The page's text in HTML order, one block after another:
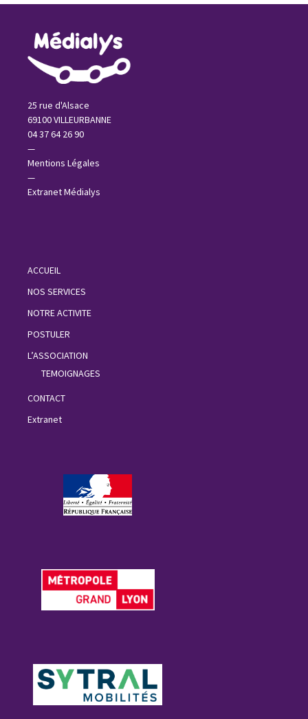
25 rue d'Alsace
69100 VILLEURBANNE
04 37 64 26 90
—
Mentions Légales
—
Extranet Médialys
ACCUEIL
NOS SERVICES
NOTRE ACTIVITE
POSTULER
L’ASSOCIATION
TEMOIGNAGES
CONTACT
Extranet